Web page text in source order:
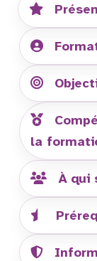
la
À qui